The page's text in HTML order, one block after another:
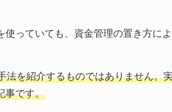
使っていても、資金管理の置き方に
法を紹介するものではありません。
事です。